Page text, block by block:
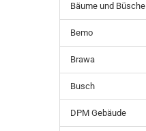
Bäume und Büsche
Bemo
Brawa
Busch
DPM Gebäude